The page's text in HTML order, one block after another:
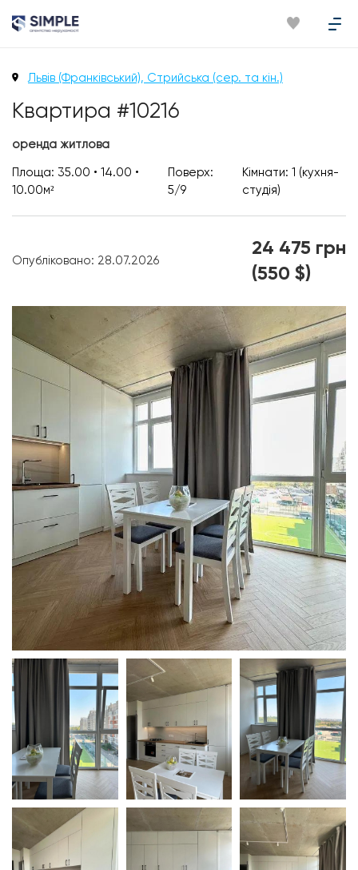
Львів (Франківський), Стрийська (сер. та кін.)
Квартира #10216
оренда житлова
Площа: 35.00 • 14.00 •
10.00м²
Поверх:
5/9
Кімнати: 1 (кухня-
студія)
Опубліковано: 28.07.2026
24 475 грн
(550 $)